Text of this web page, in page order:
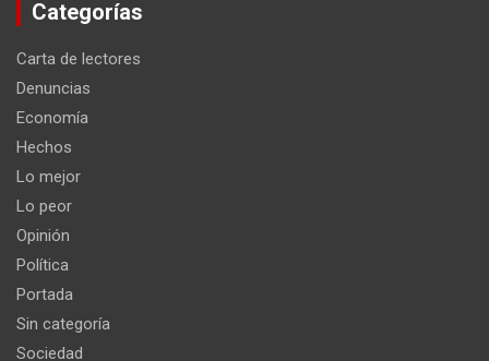
Categorías
Carta de lectores
Denuncias
Economía
Hechos
Lo mejor
Lo peor
Opinión
Política
Portada
Sin categoría
Sociedad